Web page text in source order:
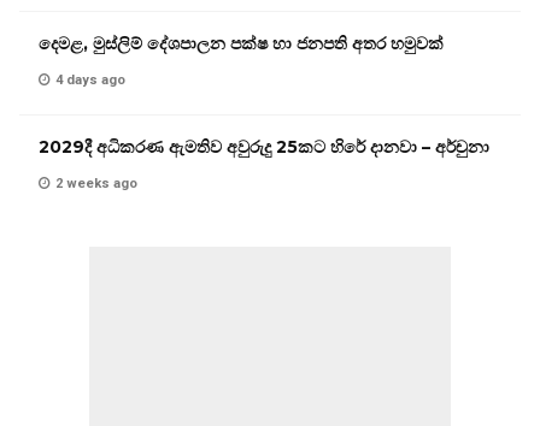
දෙමළ, මුස්ලිම් දේශපාලන පක්ෂ හා ජනපති අතර හමුවක්
4 days ago
2029දී අධිකරණ ඇමතිව අවුරුදු 25කට හිරේ දානවා – අර්චුනා
2 weeks ago